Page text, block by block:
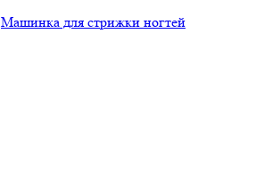
Машинка для стрижки ногтей